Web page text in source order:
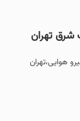
شرق تهران
هوایی،تهران